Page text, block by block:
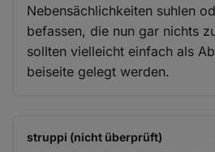
Nebensächlichkeiten suhlen
befassen, die nun gar nichts
sollten vielleicht einfach als
beiseite gelegt werden.
struppi (nicht überprüft)